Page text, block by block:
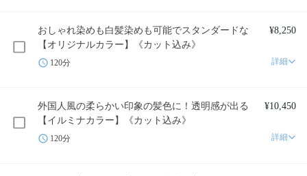
おしゃれ染めも白髪染めも可能でスタンダードな
【オリジナルカラー】《カット込み》
¥8,250
120分 詳細
外国人風の柔らかい印象の髪色に！透明感が出る
【イルミナカラー】《カット込み》
¥10,450
120分 詳細